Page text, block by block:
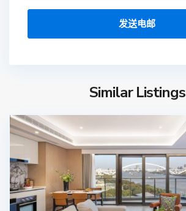
Similar Listings